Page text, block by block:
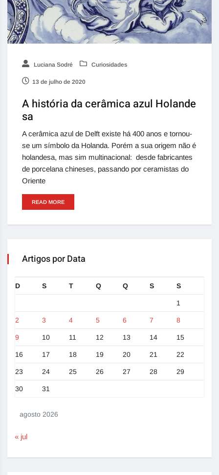
Luciana Sodré Curiosidades
13 de julho de 2020
A história da cerâmica azul Holande
sa
A cerâmica azul de Delft existe há 400 anos e tornou-
se um símbolo da Holanda. Porém a sua origem não é
holandesa, mas sim multinacional: desde fabricantes
de porcelana chineses, passando por ceramistas do
Oriente
READ MORE
Artigos por Data
agosto 2026
D S T Q Q S S
1
2 3 4 5 6 7 8
9 10 11 12 13 14 15
16 17 18 19 20 21 22
23 24 25 26 27 28 29
30 31
« jul